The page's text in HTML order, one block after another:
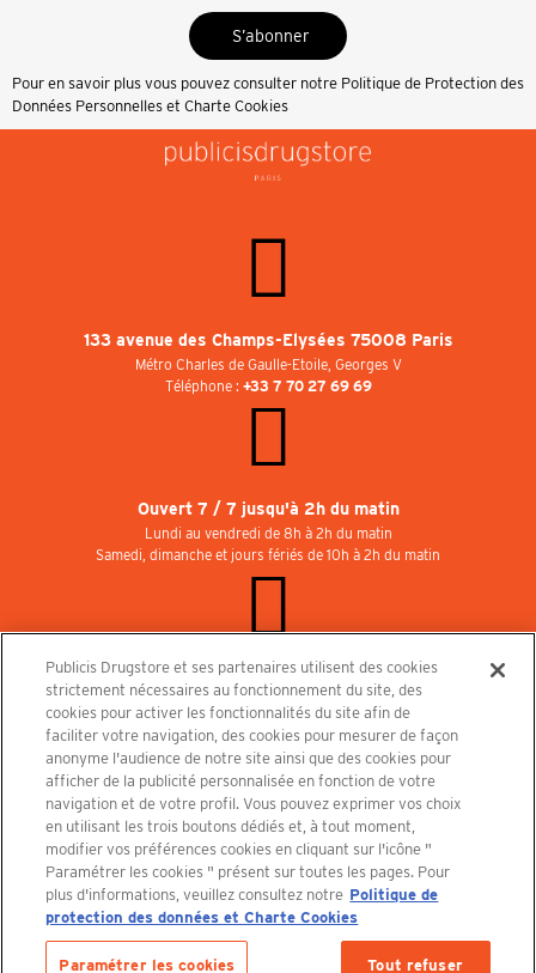
S’abonner
Pour en savoir plus vous pouvez consulter notre Politique de Protection des
Données Personnelles et Charte Cookies
133 avenue des Champs-Elysées 75008 Paris
Métro Charles de Gaulle-Etoile, Georges V
Téléphone : +33 7 70 27 69 69
Ouvert 7 / 7 jusqu'à 2h du matin
Lundi au vendredi de 8h à 2h du matin
Samedi, dimanche et jours fériés de 10h à 2h du matin
Rejoignez-nous au Publicisdrugstore !
Nous recrutons pour les boutiques, le restaurant et le cinéma. Contactez-nous :
recrutement@publicisdrugstore.com
Conditions générales de vente
Mentions légales
Politique de Protection des Données Personnelles et Charte
Cookies
Découvrez le PUBLICISDRUGSTORE
Publicis Drugstore et ses partenaires utilisent des cookies
strictement nécessaires au fonctionnement du site, des
cookies pour activer les fonctionnalités du site afin de
faciliter votre navigation, des cookies pour mesurer de façon
anonyme l'audience de notre site ainsi que des cookies pour
afficher de la publicité personnalisée en fonction de votre
navigation et de votre profil. Vous pouvez exprimer vos choix
en utilisant les trois boutons dédiés et, à tout moment,
modifier vos préférences cookies en cliquant sur l'icône "
Paramétrer les cookies " présent sur toutes les pages. Pour
plus d'informations, veuillez consultez notre Politique de
protection des données et Charte Cookies
Paramétrer les cookies Tout refuser